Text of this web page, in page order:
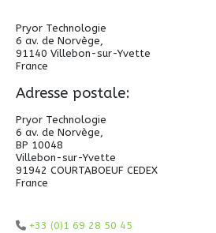
Pryor Technologie
6 av. de Norvège,
91140 Villebon-sur-Yvette
France
Adresse postale:
Pryor Technologie
6 av. de Norvège,
BP 10048
Villebon-sur-Yvette
91942 COURTABOEUF CEDEX
France
+33 (0)1 69 28 50 45